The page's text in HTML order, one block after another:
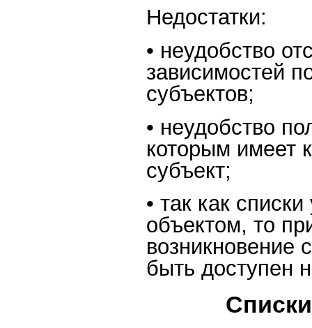
Недостатки:
• неудобство
зависимостей
субъектов;
• неудобство
которым имеет
субъект;
• так как
объектом, то
возникновение
быть доступен